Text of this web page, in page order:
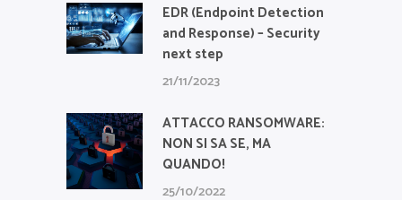
EDR (Endpoint Detection
and Response) – Security
next step
21/11/2023
ATTACCO RANSOMWARE:
NON SI SA SE, MA
QUANDO!
25/10/2022